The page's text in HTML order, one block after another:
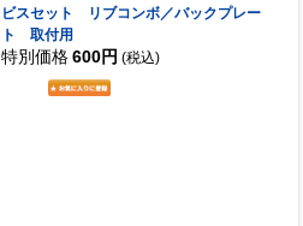
ビスセット リブコンボ／バックプレー
ト 取付用
特別価格 600円 (税込)